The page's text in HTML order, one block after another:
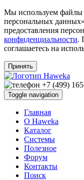
Мы используем файлы
персональных
предоставления
конфиденциальности.
соглашаетесь на
Принять
Toggle navigation
Главная
O Haweka
Каталог
Системы
Полезное
Форум
Контакты
Поиск